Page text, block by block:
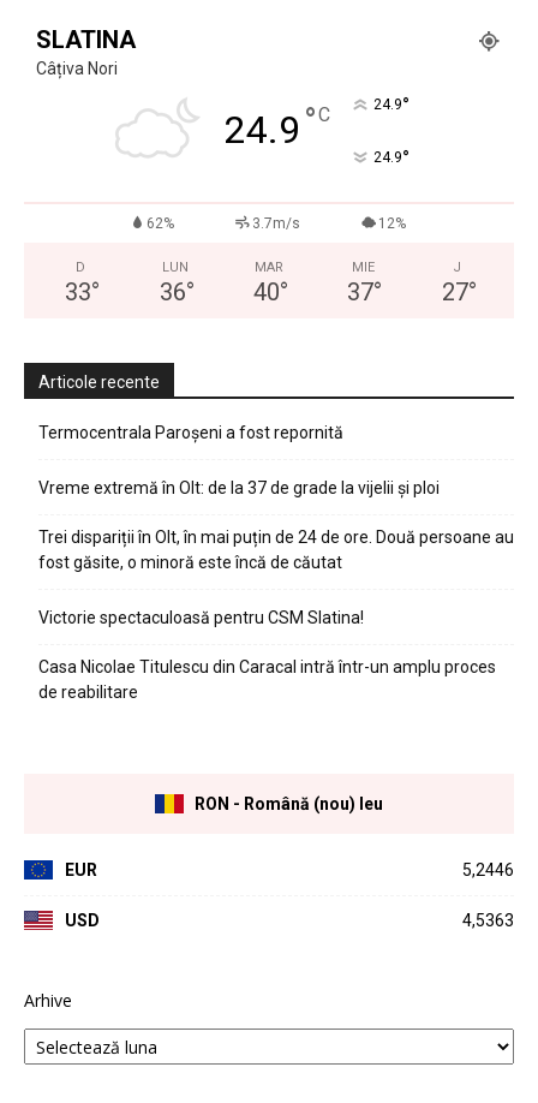
SLATINA
Câțiva Nori
24.9 °C 24.9°
24.9°
62% 3.7m/s 12%
D
33°
LUN
36°
MAR
40°
MIE
37°
J
27°
Articole recente
Termocentrala Paroșeni a fost repornită
Vreme extremă în Olt: de la 37 de grade la vijelii și ploi
Trei dispariții în Olt, în mai puțin de 24 de ore. Două persoane au
fost găsite, o minoră este încă de căutat
Victorie spectaculoasă pentru CSM Slatina!
Casa Nicolae Titulescu din Caracal intră într-un amplu proces
de reabilitare
RON - Română (nou) leu
EUR 5,2446
USD 4,5363
Arhive